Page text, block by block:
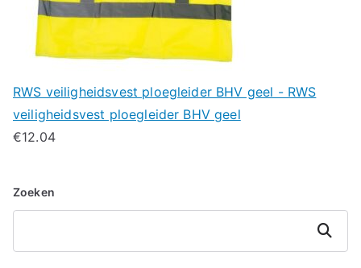
RWS veiligheidsvest ploegleider BHV geel - RWS
veiligheidsvest ploegleider BHV geel
€12.04
Zoeken
Zoeken